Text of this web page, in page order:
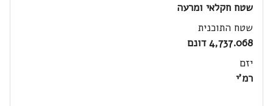
שטח חקלאי ומרעה
שטח התוכנית
4,737.068 דונם
יזם
רמ'י